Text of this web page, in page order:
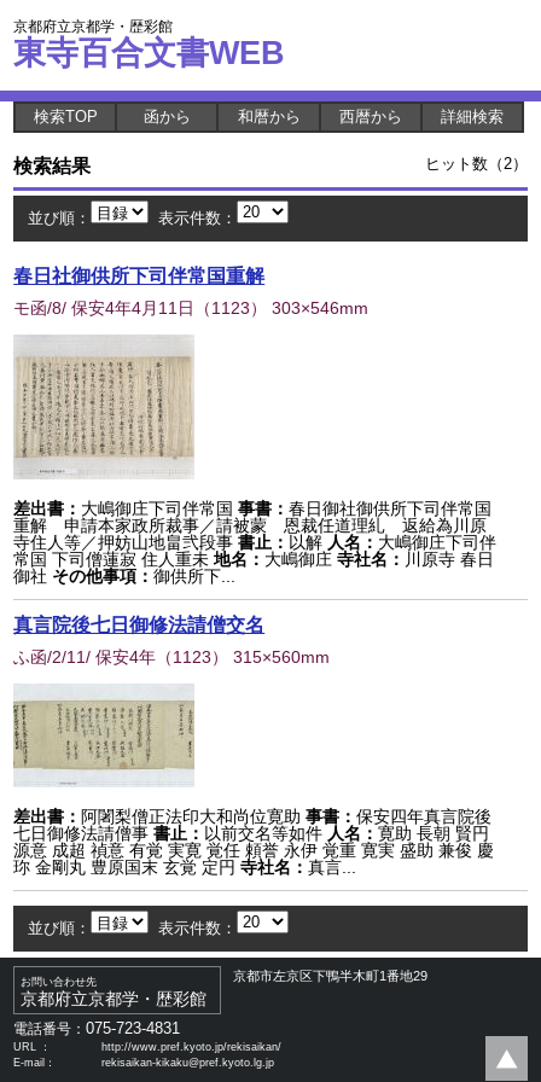
京都府立京都学・歴彩館
東寺百合文書WEB
検索TOP 函から 和暦から 西暦から 詳細検索
検索結果 ヒット数（2）
並び順： 表示件数：
春日社御供所下司伴常国重解
モ函/8/ 保安4年4月11日 （1123） 303×546mm
差出書： 大嶋御庄下司伴常国 事書：春日御社御供所下司伴常国
重解 申請本家政所裁事／請被蒙 恩裁任道理糺 返給為川原
寺住人等／押妨山地畠弐段事 書止： 以解 人名： 大嶋御庄下司伴
常国 下司僧蓮寂 住人重未 地名： 大嶋御庄 寺社名： 川原寺 春日
御社 その他事項：御供所下...
真言院後七日御修法請僧交名
ふ函/2/11/ 保安4年 （1123） 315×560mm
差出書： 阿闍梨僧正法印大和尚位寛助 事書：保安四年真言院後
七日御修法請僧事 書止： 以前交名等如件 人名：寛助 長朝 賢円
源意 成超 禎意 有覚 実寛 覚任 頼誉 永伊 覚重 寛実 盛助 兼俊 慶
珎 金剛丸 豊原国末 玄覚 定円 寺社名：真言...
並び順： 表示件数：
お問い合わせ先
京都府立京都学・歴彩館
京都市左京区下鴨半木町1番地29
電話番号：075-723-4831
URL ：
http://www.pref.kyoto.jp/rekisaikan/
E-mail：
rekisaikan-kikaku@pref.kyoto.lg.jp